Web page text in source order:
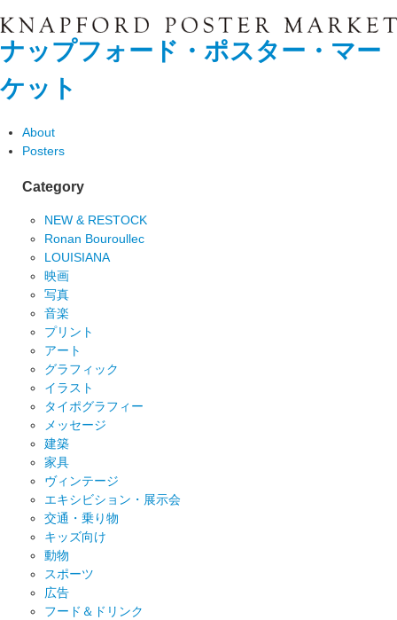
ナップフォード・ポスター・マー
ケット
About
Posters
Category
NEW & RESTOCK
Ronan Bouroullec
LOUISIANA
映画
写真
音楽
プリント
アート
グラフィック
イラスト
タイポグラフィー
メッセージ
建築
家具
ヴィンテージ
エキシビション・展示会
交通・乗り物
キッズ向け
動物
スポーツ
広告
フード＆ドリンク